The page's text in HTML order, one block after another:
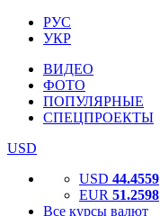
РУС
УКР
ВИДЕО
ФОТО
ПОПУЛЯРНЫЕ
СПЕЦПРОЕКТЫ
USD
USD 44.4559
EUR 51.2598
Все курсы валют